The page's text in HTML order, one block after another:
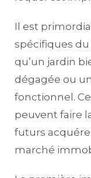
Il est
spécifiques
qu’un jardin
dégagée ou
fonctionnel.
peuvent faire
futurs
marché